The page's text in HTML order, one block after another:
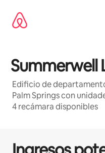
contenido
Summerwell
Edificio de
Palm Springs con
4 recámara disponibles